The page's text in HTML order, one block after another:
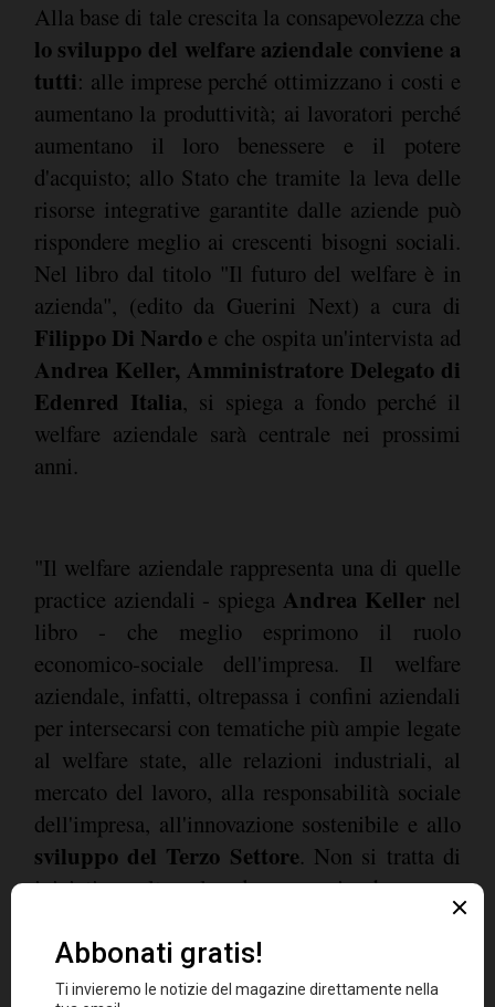
Alla base di tale crescita la consapevolezza che
lo sviluppo del welfare aziendale conviene a
tutti: alle imprese perché ottimizzano i costi e
aumentano la produttività; ai lavoratori perché
aumentano il loro benessere e il potere
d'acquisto; allo Stato che tramite la leva delle
risorse integrative garantite dalle aziende può
rispondere meglio ai crescenti bisogni sociali.
Nel libro dal titolo "Il futuro del welfare è in
azienda", (edito da Guerini Next) a cura di
Filippo Di Nardoe che ospita un'intervista ad
Andrea Keller, Amministratore Delegato di
Edenred Italia, si spiega a fondo perché il
welfare aziendale sarà centrale nei prossimi
anni.
"Il welfare aziendale rappresenta una di quelle
practice aziendali - spiega Andrea Kellernel
libro - che meglio esprimono il ruolo
economico-sociale dell'impresa. Il welfare
aziendale, infatti, oltrepassa i confini aziendali
per intersecarsi con tematiche più ampie legate
al welfare state, alle relazioni industriali, al
mercato del lavoro, alla responsabilità sociale
dell'impresa, all'innovazione sostenibile e allo
sviluppo del Terzo Settore. Non si tratta di
iniziative volte solo ad un generico benessere
dei propri lavoratori in una prospettiva sociale
e con uno spirito di "buonismo". Si tratta di
iniziative per le quali l'azienda alloca risorse